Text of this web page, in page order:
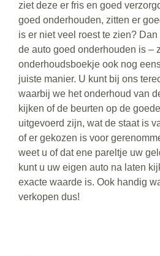
ziet deze er fris en goed
goed onderhouden, zitten er
is er niet veel roest te zien?
de auto goed onderhouden is –
onderhoudsboekje ook nog
juiste manier. U kunt bij ons
waarbij we het onderhoud van
kijken of de beurten op de
uitgevoerd zijn, wat de staat is
of er gekozen is voor
weet u of dat ene pareltje uw
kunt u uw eigen auto na laten
exacte waarde is. Ook handig
verkopen dus!